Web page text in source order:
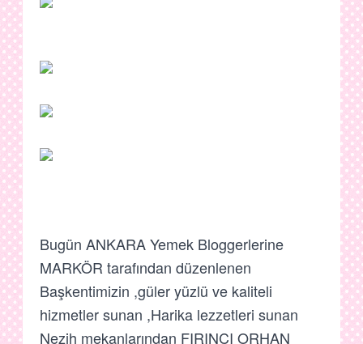
Bugün ANKARA Yemek Bloggerlerine
MARKÖR tarafından düzenlenen
Başkentimizin ,güler yüzlü ve kaliteli
hizmetler sunan ,Harika lezzetleri sunan
Nezih mekanlarından FIRINCI ORHAN